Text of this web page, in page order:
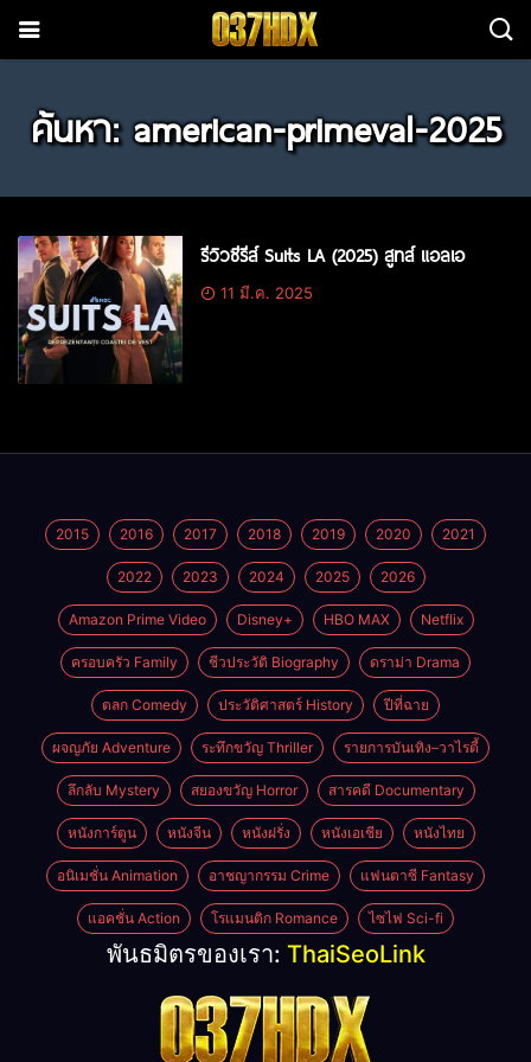
ค้นหา: american-primeval-2025
รีวิวซีรีส์ Suits LA (2025) สูทส์ แอลเอ
11 มี.ค. 2025
2015 2016 2017 2018 2019 2020 2021
2022 2023 2024 2025 2026
Amazon Prime Video Disney+ HBO MAX Netflix
ครอบครัว Family ชีวประวัติ Biography ดราม่า Drama
ตลก Comedy ประวัติศาสตร์ History ปีที่ฉาย
ผจญภัย Adventure ระทึกขวัญ Thriller รายการบันเทิง–วาไรตี้
ลึกลับ Mystery สยองขวัญ Horror สารคดี Documentary
หนังการ์ตูน หนังจีน หนังฝรั่ง หนังเอเชีย หนังไทย
อนิเมชั่น Animation อาชญากรรม Crime แฟนตาซี Fantasy
แอคชั่น Action โรแมนติก Romance ไซไฟ Sci-fi
พันธมิตรของเรา: ThaiSeoLink